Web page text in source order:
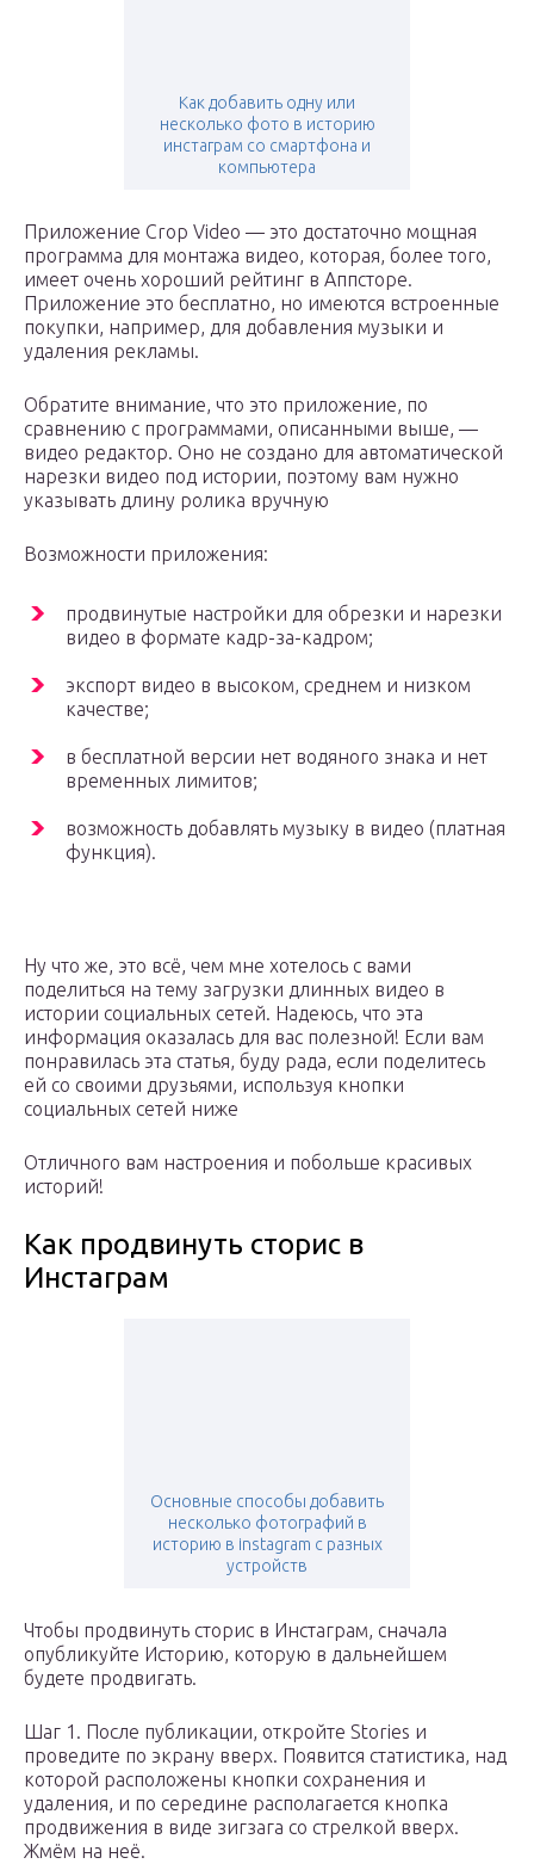
Как добавить одну или
несколько фото в историю
инстаграм со смартфона и
компьютера
Приложение Crop Video — это достаточно мощная
программа для монтажа видео, которая, более того,
имеет очень хороший рейтинг в Аппсторе.
Приложение это бесплатно, но имеются встроенные
покупки, например, для добавления музыки и
удаления рекламы.
Обратите внимание, что это приложение, по
сравнению с программами, описанными выше, —
видео редактор. Оно не создано для автоматической
нарезки видео под истории, поэтому вам нужно
указывать длину ролика вручную
Возможности приложения:
продвинутые настройки для обрезки и нарезки
видео в формате кадр-за-кадром;
экспорт видео в высоком, среднем и низком
качестве;
в бесплатной версии нет водяного знака и нет
временных лимитов;
возможность добавлять музыку в видео (платная
функция).
Ну что же, это всё, чем мне хотелось с вами
поделиться на тему загрузки длинных видео в
истории социальных сетей. Надеюсь, что эта
информация оказалась для вас полезной! Если вам
понравилась эта статья, буду рада, если поделитесь
ей со своими друзьями, используя кнопки
социальных сетей ниже
Отличного вам настроения и побольше красивых
историй!
Как продвинуть сторис в
Инстаграм
Основные способы добавить
несколько фотографий в
историю в instagram с разных
устройств
Чтобы продвинуть сторис в Инстаграм, сначала
опубликуйте Историю, которую в дальнейшем
будете продвигать.
Шаг 1. После публикации, откройте Stories и
проведите по экрану вверх. Появится статистика, над
которой расположены кнопки сохранения и
удаления, и по середине располагается кнопка
продвижения в виде зигзага со стрелкой вверх.
Жмём на неё.